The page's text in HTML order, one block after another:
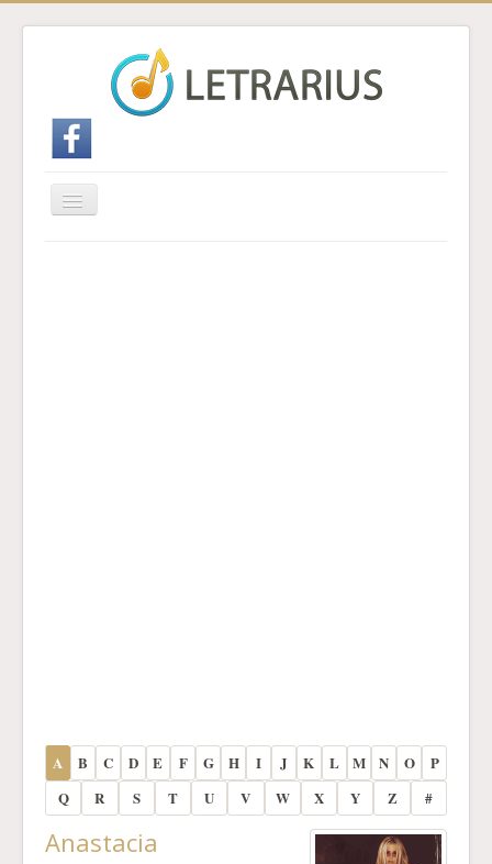
Cambiar
navegación
A B C D E F G H I J K L M N O
P
Q
R S T U V W X Y Z #
Anastacia